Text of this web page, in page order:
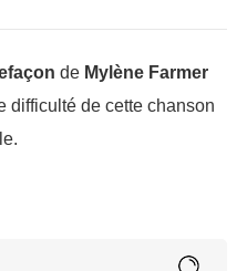
de Mylène Farmer
difficulté de cette chanson